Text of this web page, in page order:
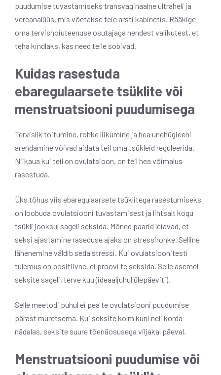
puudumise tuvastamiseks transvaginaalne ultraheli ja
vereanalüüs, mis võetakse teie arsti kabinetis. Rääkige
oma tervishoiuteenuse osutajaga nendest valikutest, et
teha kindlaks, kas need teile sobivad.
Kuidas rasestuda
ebaregulaarsete tsüklite või
menstruatsiooni puudumisega
Tervislik toitumine, rohke liikumine ja hea unehügieeni
arendamine võivad aidata teil oma tsükleid reguleerida.
Niikaua kui teil on ovulatsioon, on teil hea võimalus
rasestuda.
Üks tõhus viis ebaregulaarsete tsüklitega rasestumiseks
on loobuda ovulatsiooni tuvastamisest ja lihtsalt kogu
tsükli jooksul sageli seksida. Mõned paarid leiavad, et
seksi ajastamine raseduse ajaks on stressirohke. Selline
lähenemine väldib seda stressi. Kui ovulatsioonitesti
tulemus on positiivne, ei proovi te seksida. Selle asemel
seksite sageli, terve kuu (ideaaljuhul ülepäeviti).
Selle meetodi puhul ei pea te ovulatsiooni puudumise
pärast muretsema. Kui seksite kolm kuni neli korda
nädalas, seksite suure tõenäosusega viljakal päeval.
Menstruatsiooni puudumise või